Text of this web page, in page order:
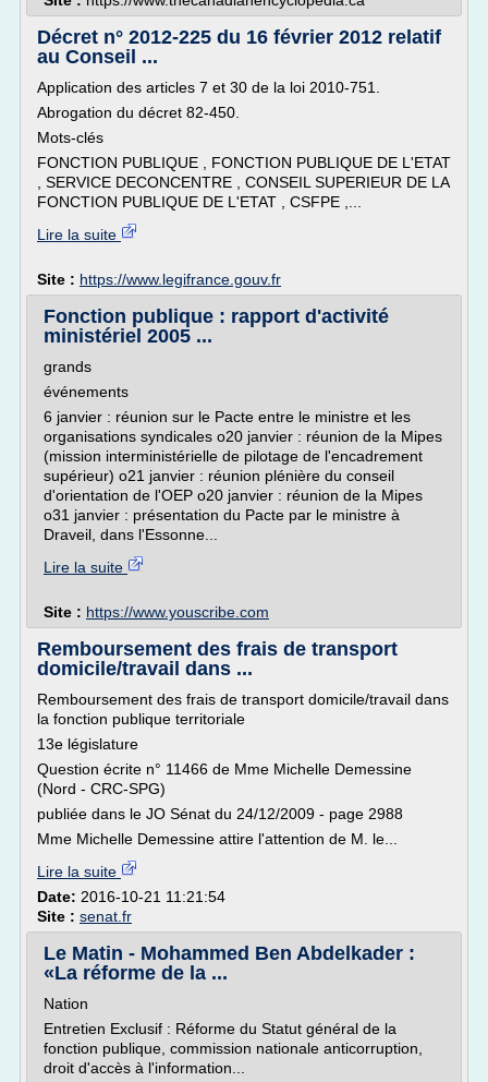
Décret n° 2012-225 du 16 février 2012 relatif
au Conseil ...
Application des articles 7 et 30 de la loi 2010-751.
Abrogation du décret 82-450.
Mots-clés
FONCTION PUBLIQUE , FONCTION PUBLIQUE DE L'ETAT
, SERVICE DECONCENTRE , CONSEIL SUPERIEUR DE LA
FONCTION PUBLIQUE DE L'ETAT , CSFPE ,...
Lire la suite
Site : https://www.legifrance.gouv.fr
Fonction publique : rapport d'activité
ministériel 2005 ...
grands
événements
6 janvier : réunion sur le Pacte entre le ministre et les
organisations syndicales o20 janvier : réunion de la Mipes
(mission interministérielle de pilotage de l'encadrement
supérieur) o21 janvier : réunion plénière du conseil
d'orientation de l'OEP o20 janvier : réunion de la Mipes
o31 janvier : présentation du Pacte par le ministre à
Draveil, dans l'Essonne...
Lire la suite
Site : https://www.youscribe.com
Remboursement des frais de transport
domicile/travail dans ...
Remboursement des frais de transport domicile/travail dans
la fonction publique territoriale
13e législature
Question écrite n° 11466 de Mme Michelle Demessine
(Nord - CRC-SPG)
publiée dans le JO Sénat du 24/12/2009 - page 2988
Mme Michelle Demessine attire l'attention de M. le...
Lire la suite
Date: 2016-10-21 11:21:54
Site : senat.fr
Le Matin - Mohammed Ben Abdelkader :
«La réforme de la ...
Nation
Entretien Exclusif : Réforme du Statut général de la
fonction publique, commission nationale anticorruption,
droit d'accès à l'information...